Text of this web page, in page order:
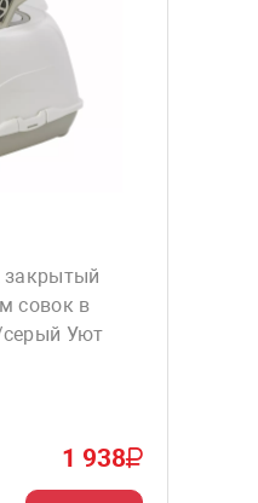
закрытый
совок в
Уют
1 938